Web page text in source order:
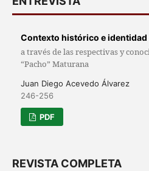
Contexto histórico e
a través de las respectivas y
“Pacho” Maturana
Juan Diego Acevedo Álvarez
246-256
PDF
REVISTA COMPLETA